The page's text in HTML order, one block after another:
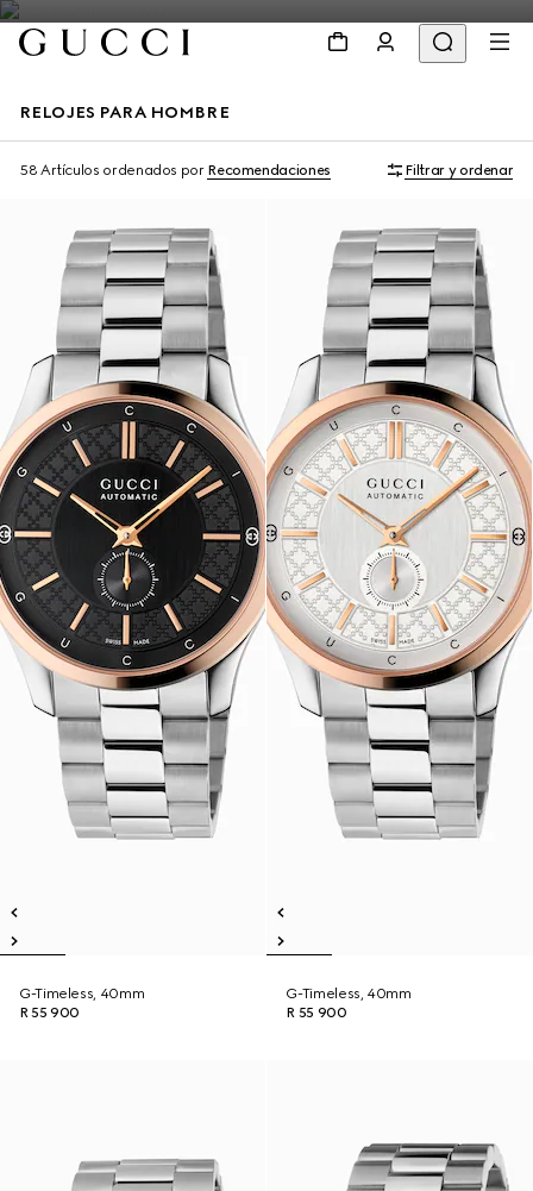
RELOJES PARA HOMBRE
58 Artículos ordenados por Recomendaciones Filtrar y ordenar
G-Timeless, 40mm
R 55 900
G-Timeless, 40mm
R 55 900